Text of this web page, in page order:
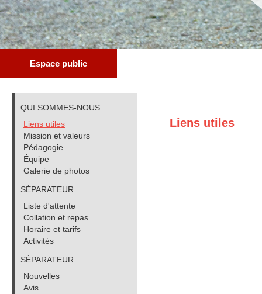
Espace public
QUI SOMMES-NOUS
Liens utiles
Mission et valeurs
Pédagogie
Équipe
Galerie de photos
SÉPARATEUR
Liste d'attente
Collation et repas
Horaire et tarifs
Activités
SÉPARATEUR
Nouvelles
Avis
Liens utiles